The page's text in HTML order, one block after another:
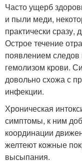
Часто ущерб
и пыли меди,
практически сразу,
Острое течение
появлением
гемолизом крови.
довольно схожа с
инфекции.
Хроническая
симптомы, к ним
координации
желтеют кожные
высыпания.